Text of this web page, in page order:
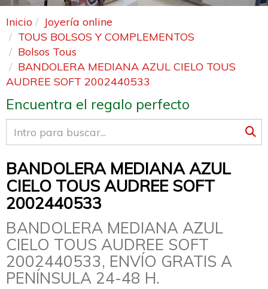
Inicio
Joyería online
TOUS BOLSOS Y COMPLEMENTOS
Bolsos Tous
BANDOLERA MEDIANA AZUL CIELO TOUS
AUDREE SOFT 2002440533
Encuentra el regalo perfecto
BANDOLERA MEDIANA AZUL
CIELO TOUS AUDREE SOFT
2002440533
BANDOLERA MEDIANA AZUL
CIELO TOUS AUDREE SOFT
2002440533, ENVÍO GRATIS A
PENÍNSULA 24-48 H.